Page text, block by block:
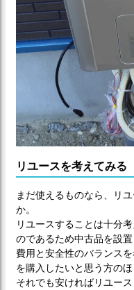
リユースを考えてみる
まだ使えるものなら、リ
か。
リユースすることは十分
のであるため中古品を設
費用と安全性のバランス
を購入したいと思う方のほ
それでも安ければリユー